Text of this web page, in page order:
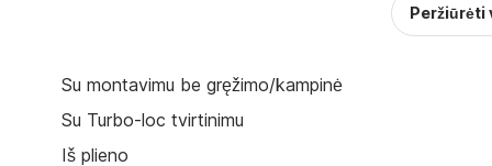
Peržiūrėti
Su montavimu be gręžimo/kampinė
Su Turbo-loc tvirtinimu
Iš plieno